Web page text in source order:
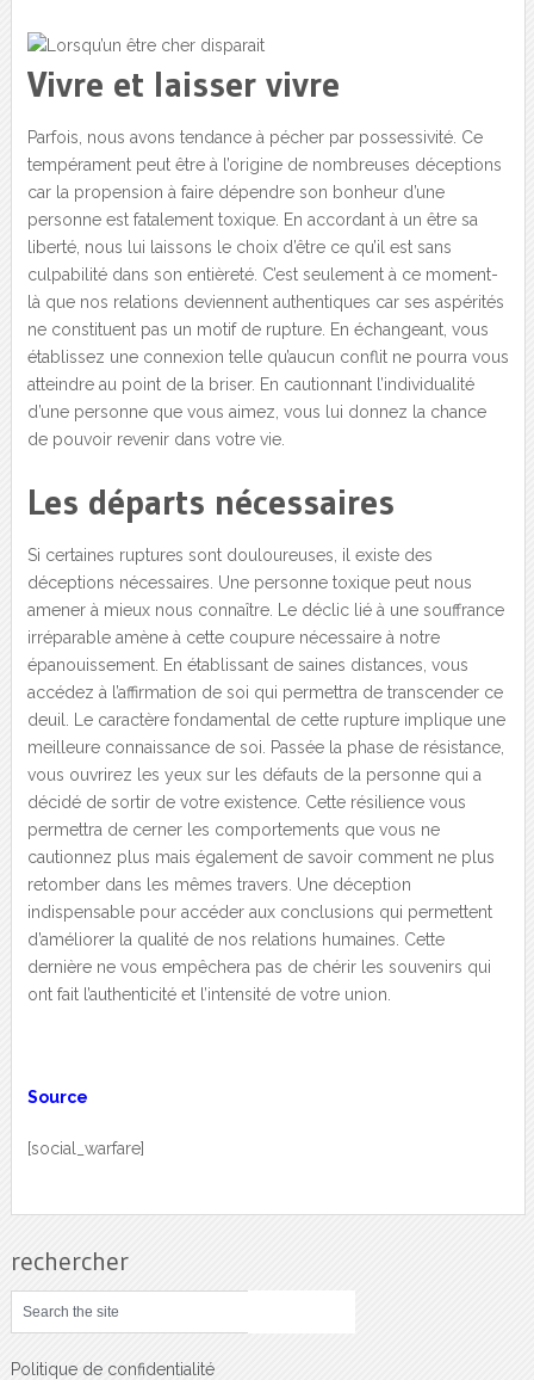
Vivre et laisser vivre
Parfois, nous avons tendance à pécher par possessivité. Ce
tempérament peut être à l’origine de nombreuses déceptions
car la propension à faire dépendre son bonheur d’une
personne est fatalement toxique. En accordant à un être sa
liberté, nous lui laissons le choix d’être ce qu’il est sans
culpabilité dans son entièreté. C’est seulement à ce moment-
là que nos relations deviennent authentiques car ses aspérités
ne constituent pas un motif de rupture. En échangeant, vous
établissez une connexion telle qu’aucun conflit ne pourra vous
atteindre au point de la briser. En cautionnant l’individualité
d’une personne que vous aimez, vous lui donnez la chance
de pouvoir revenir dans votre vie.
Les départs nécessaires
Si certaines ruptures sont douloureuses, il existe des
déceptions nécessaires. Une personne toxique peut nous
amener à mieux nous connaître. Le déclic lié à une souffrance
irréparable amène à cette coupure nécessaire à notre
épanouissement. En établissant de saines distances, vous
accédez à l’affirmation de soi qui permettra de transcender ce
deuil. Le caractère fondamental de cette rupture implique une
meilleure connaissance de soi. Passée la phase de résistance,
vous ouvrirez les yeux sur les défauts de la personne qui a
décidé de sortir de votre existence. Cette résilience vous
permettra de cerner les comportements que vous ne
cautionnez plus mais également de savoir comment ne plus
retomber dans les mêmes travers. Une déception
indispensable pour accéder aux conclusions qui permettent
d’améliorer la qualité de nos relations humaines. Cette
dernière ne vous empêchera pas de chérir les souvenirs qui
ont fait l’authenticité et l’intensité de votre union.
Source
[social_warfare]
rechercher
Politique de confidentialité